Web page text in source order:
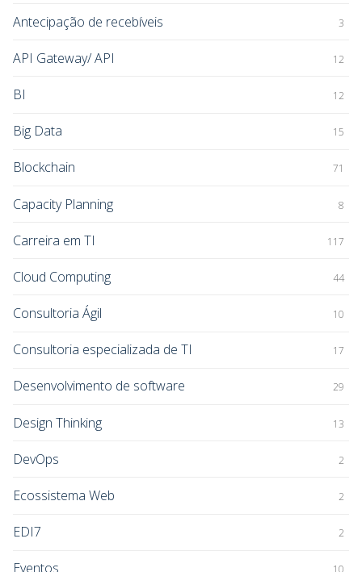
Antecipação de recebíveis 3
API Gateway/ API 12
BI 12
Big Data 15
Blockchain 71
Capacity Planning 8
Carreira em TI 117
Cloud Computing 44
Consultoria Ágil 10
Consultoria especializada de TI 17
Desenvolvimento de software 29
Design Thinking 13
DevOps 2
Ecossistema Web 2
EDI7 2
Eventos